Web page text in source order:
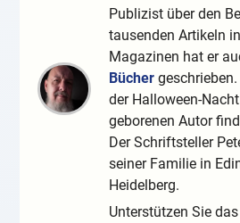
Publizist über den
tausenden Artikeln
Magazinen hat er
Bücher
der Halloween-
geborenen Autor
Der Schriftsteller
seiner Familie in
Heidelberg.
Unterstützen Sie